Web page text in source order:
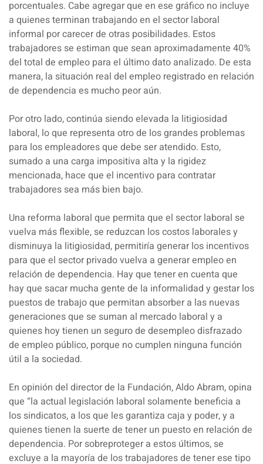
porcentuales. Cabe agregar que en ese gráfico no incluye
a quienes terminan trabajando en el sector laboral
informal por carecer de otras posibilidades. Estos
trabajadores se estiman que sean aproximadamente 40%
del total de empleo para el último dato analizado. De esta
manera, la situación real del empleo registrado en relación
de dependencia es mucho peor aún.
Por otro lado, continúa siendo elevada la litigiosidad
laboral, lo que representa otro de los grandes problemas
para los empleadores que debe ser atendido. Esto,
sumado a una carga impositiva alta y la rigidez
mencionada, hace que el incentivo para contratar
trabajadores sea más bien bajo.
Una reforma laboral que permita que el sector laboral se
vuelva más flexible, se reduzcan los costos laborales y
disminuya la litigiosidad, permitiría generar los incentivos
para que el sector privado vuelva a generar empleo en
relación de dependencia. Hay que tener en cuenta que
hay que sacar mucha gente de la informalidad y gestar los
puestos de trabajo que permitan absorber a las nuevas
generaciones que se suman al mercado laboral y a
quienes hoy tienen un seguro de desempleo disfrazado
de empleo público, porque no cumplen ninguna función
útil a la sociedad.
En opinión del director de la Fundación, Aldo Abram, opina
que “la actual legislación laboral solamente beneficia a
los sindicatos, a los que les garantiza caja y poder, y a
quienes tienen la suerte de tener un puesto en relación de
dependencia. Por sobreproteger a estos últimos, se
excluye a la mayoría de los trabajadores de tener ese tipo